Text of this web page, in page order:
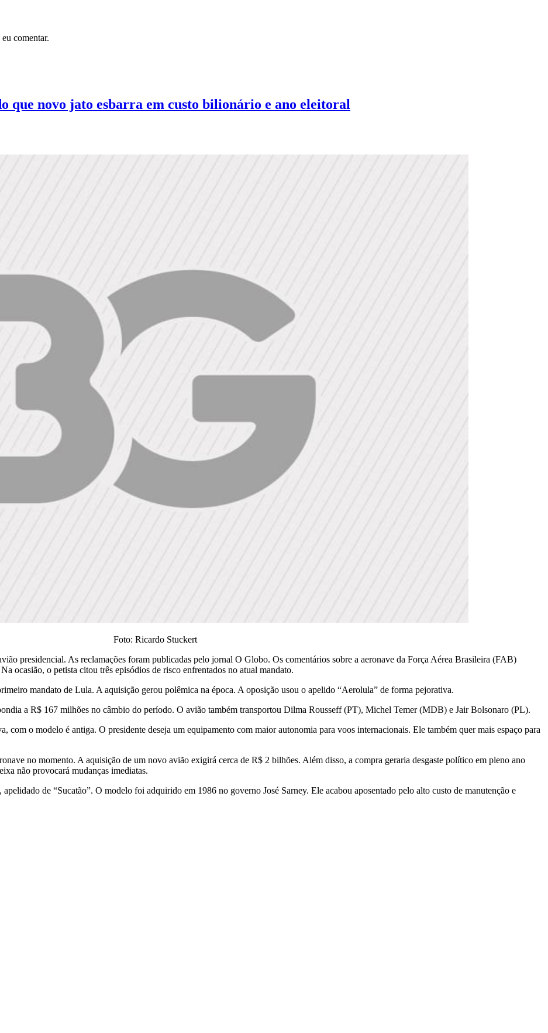
comentar.
que novo jato esbarra em custo bilionário e ano eleitoral
Foto: Ricardo Stuckert
presidencial. As reclamações foram publicadas pelo jornal O Globo. Os comentários sobre a aeronave da Força Aérea Brasileira (FAB)
ocasião, o petista citou três episódios de risco enfrentados no atual mandato.
mandato de Lula. A aquisição gerou polêmica na época. A oposição usou o apelido “Aerolula” de forma pejorativa.
a R$ 167 milhões no câmbio do período. O avião também transportou Dilma Rousseff (PT), Michel Temer (MDB) e Jair Bolsonaro (PL).
com o modelo é antiga. O presidente deseja um equipamento com maior autonomia para voos internacionais. Ele também quer mais espaço para
no momento. A aquisição de um novo avião exigirá cerca de R$ 2 bilhões. Além disso, a compra geraria desgaste político em pleno ano
não provocará mudanças imediatas.
de “Sucatão”. O modelo foi adquirido em 1986 no governo José Sarney. Ele acabou aposentado pelo alto custo de manutenção e